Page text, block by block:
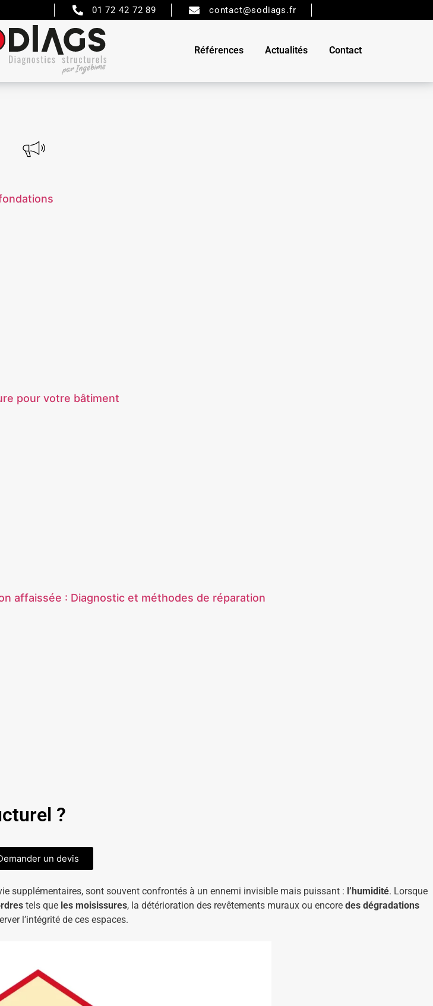
01 72 42 72 89 contact@sodiags.fr
Références Actualités Contact
pour votre bâtiment
affaissée : Diagnostic et méthodes de réparation
?
un devis
supplémentaires, sont souvent confrontés à un ennemi invisible mais puissant : l’humidité. Lorsque
tels que les moisissures, la détérioration des revêtements muraux ou encore des dégradations
l’intégrité de ces espaces.